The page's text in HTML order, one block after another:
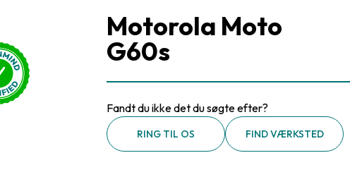
Motorola Moto
G60s
Fandt du ikke det du søgte efter?
RING TIL OS FIND VÆRKSTED